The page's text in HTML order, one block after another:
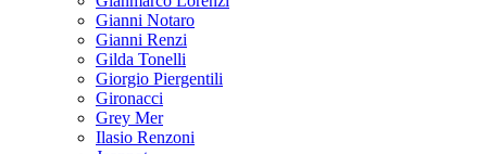
Gianni Notaro
Gianni Renzi
Gilda Tonelli
Giorgio Piergentili
Gironacci
Grey Mer
Ilasio Renzoni